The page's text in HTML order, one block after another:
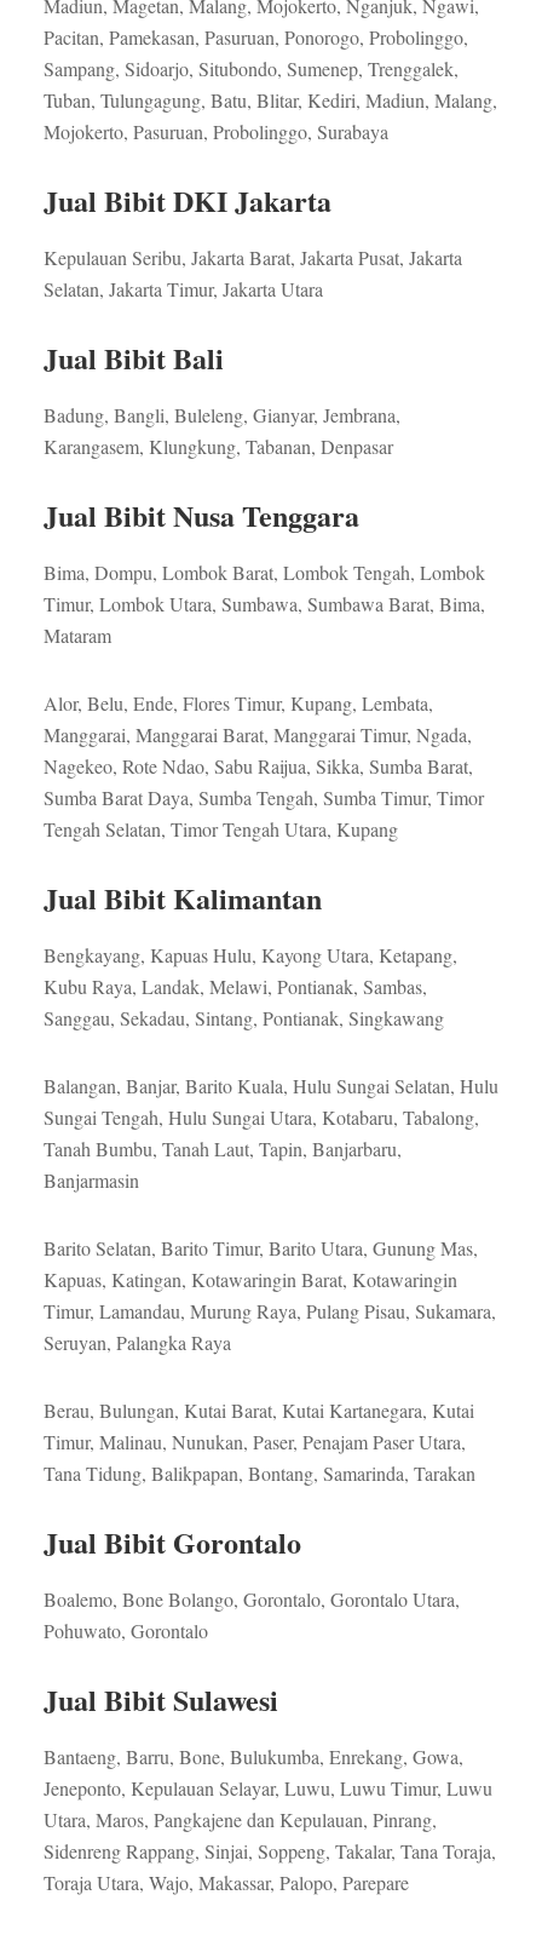
Pacitan, Pamekasan, Pasuruan, Ponorogo, Probolinggo,
Sampang, Sidoarjo, Situbondo, Sumenep, Trenggalek,
Tuban, Tulungagung, Batu, Blitar, Kediri, Madiun, Malang,
Mojokerto, Pasuruan, Probolinggo, Surabaya
Jual Bibit DKI Jakarta
Kepulauan Seribu, Jakarta Barat, Jakarta Pusat, Jakarta
Selatan, Jakarta Timur, Jakarta Utara
Jual Bibit Bali
Badung, Bangli, Buleleng, Gianyar, Jembrana,
Karangasem, Klungkung, Tabanan, Denpasar
Jual Bibit Nusa Tenggara
Bima, Dompu, Lombok Barat, Lombok Tengah, Lombok
Timur, Lombok Utara, Sumbawa, Sumbawa Barat, Bima,
Mataram
Alor, Belu, Ende, Flores Timur, Kupang, Lembata,
Manggarai, Manggarai Barat, Manggarai Timur, Ngada,
Nagekeo, Rote Ndao, Sabu Raijua, Sikka, Sumba Barat,
Sumba Barat Daya, Sumba Tengah, Sumba Timur, Timor
Tengah Selatan, Timor Tengah Utara, Kupang
Jual Bibit Kalimantan
Bengkayang, Kapuas Hulu, Kayong Utara, Ketapang,
Kubu Raya, Landak, Melawi, Pontianak, Sambas,
Sanggau, Sekadau, Sintang, Pontianak, Singkawang
Balangan, Banjar, Barito Kuala, Hulu Sungai Selatan, Hulu
Sungai Tengah, Hulu Sungai Utara, Kotabaru, Tabalong,
Tanah Bumbu, Tanah Laut, Tapin, Banjarbaru,
Banjarmasin
Barito Selatan, Barito Timur, Barito Utara, Gunung Mas,
Kapuas, Katingan, Kotawaringin Barat, Kotawaringin
Timur, Lamandau, Murung Raya, Pulang Pisau, Sukamara,
Seruyan, Palangka Raya
Berau, Bulungan, Kutai Barat, Kutai Kartanegara, Kutai
Timur, Malinau, Nunukan, Paser, Penajam Paser Utara,
Tana Tidung, Balikpapan, Bontang, Samarinda, Tarakan
Jual Bibit Gorontalo
Boalemo, Bone Bolango, Gorontalo, Gorontalo Utara,
Pohuwato, Gorontalo
Jual Bibit Sulawesi
Bantaeng, Barru, Bone, Bulukumba, Enrekang, Gowa,
Jeneponto, Kepulauan Selayar, Luwu, Luwu Timur, Luwu
Utara, Maros, Pangkajene dan Kepulauan, Pinrang,
Sidenreng Rappang, Sinjai, Soppeng, Takalar, Tana Toraja,
Toraja Utara, Wajo, Makassar, Palopo, Parepare